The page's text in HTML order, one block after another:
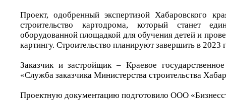
Проект, одобренный экспертизой Хабаровского
строительство картодрома, который станет
оборудованной площадкой для обучения детей и
картингу. Строительство планируют завершить в 2023
Заказчик и застройщик – Краевое
«Служба заказчика Министерства строительства
Проектную документацию подготовило ООО